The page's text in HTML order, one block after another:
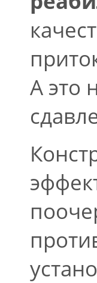
А это